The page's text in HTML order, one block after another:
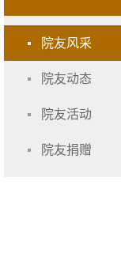
院友风采
院友动态
院友活动
院友捐赠